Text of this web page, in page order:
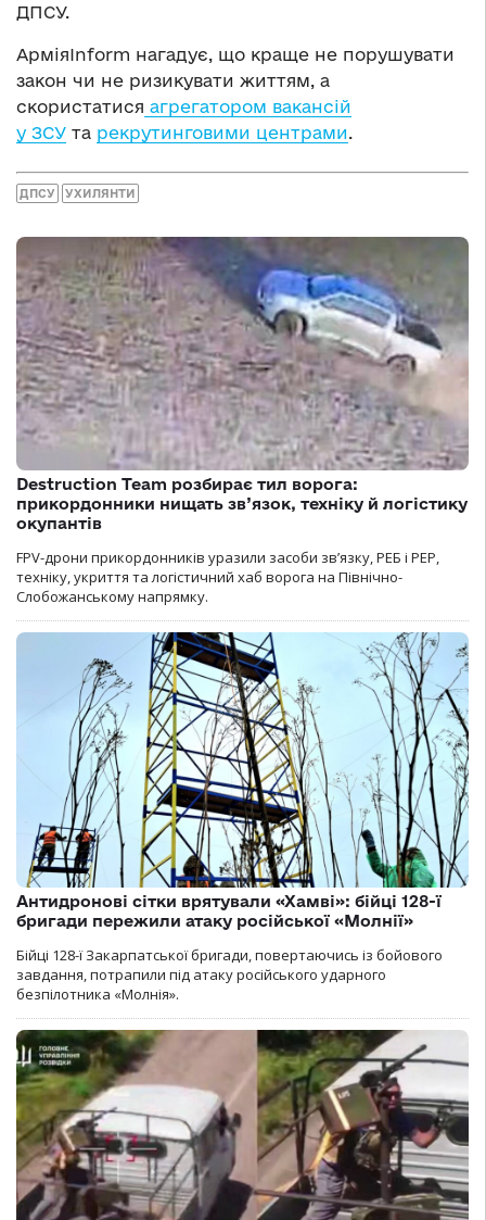
ДПСУ.
АрміяInform нагадує, що краще не порушувати
закон чи не ризикувати життям, а
скористатися агрегатором вакансій
у ЗСУ та рекрутинговими центрами.
ДПСУ УХИЛЯНТИ
Destruction Team розбирає тил ворога:
прикордонники нищать зв’язок, техніку й логістику
окупантів
FPV-дрони прикордонників уразили засоби зв’язку, РЕБ і РЕР,
техніку, укриття та логістичний хаб ворога на Північно-
Слобожанському напрямку.
Антидронові сітки врятували «Хамві»: бійці 128-ї
бригади пережили атаку російської «Молнії»
Бійці 128-ї Закарпатської бригади, повертаючись із бойового
завдання, потрапили під атаку російського ударного
безпілотника «Молнія».